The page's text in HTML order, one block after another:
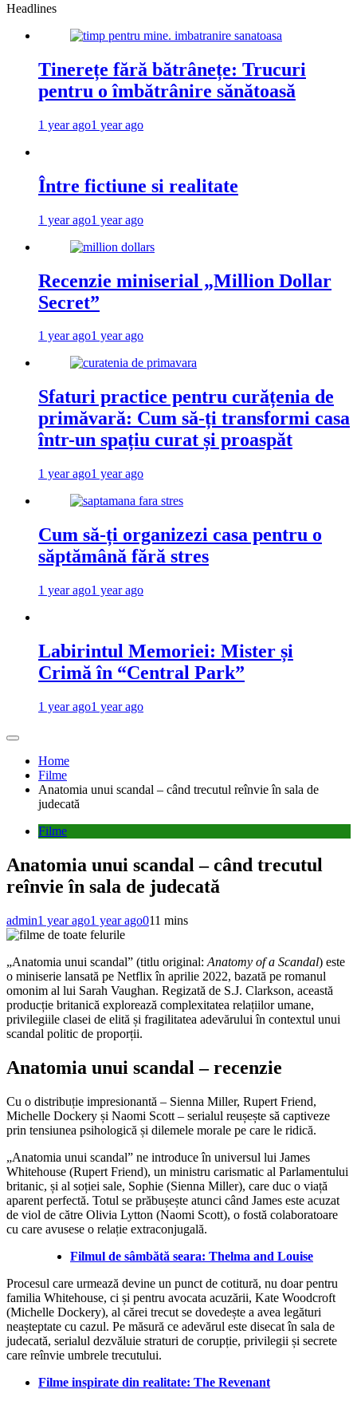
Headlines
Tinerețe fără bătrânețe: Trucuri
pentru o îmbătrânire sănătoasă
1 year ago1 year ago
Între fictiune si realitate
1 year ago1 year ago
Recenzie miniserial „Million Dollar
Secret”
1 year ago1 year ago
Sfaturi practice pentru curățenia de
primăvară: Cum să-ți transformi casa
într-un spațiu curat și proaspăt
1 year ago1 year ago
Cum să-ți organizezi casa pentru o
săptămână fără stres
1 year ago1 year ago
Labirintul Memoriei: Mister și
Crimă în “Central Park”
1 year ago1 year ago
Home
Filme
Anatomia unui scandal – când trecutul reînvie în sala de
judecată
Filme
Anatomia unui scandal – când trecutul
reînvie în sala de judecată
admin1 year ago1 year ago011 mins
„Anatomia unui scandal” (titlu original: Anatomy of a Scandal) este
o miniserie lansată pe Netflix în aprilie 2022, bazată pe romanul
omonim al lui Sarah Vaughan. Regizată de S.J. Clarkson, această
producție britanică explorează complexitatea relațiilor umane,
privilegiile clasei de elită și fragilitatea adevărului în contextul unui
scandal politic de proporții.
Anatomia unui scandal – recenzie
Cu o distribuție impresionantă – Sienna Miller, Rupert Friend,
Michelle Dockery și Naomi Scott – serialul reușește să captiveze
prin tensiunea psihologică și dilemele morale pe care le ridică.
„Anatomia unui scandal” ne introduce în universul lui James
Whitehouse (Rupert Friend), un ministru carismatic al Parlamentului
britanic, și al soției sale, Sophie (Sienna Miller), care duc o viață
aparent perfectă. Totul se prăbușește atunci când James este acuzat
de viol de către Olivia Lytton (Naomi Scott), o fostă colaboratoare
cu care avusese o relație extraconjugală.
Filmul de sâmbătă seara: Thelma and Louise
Procesul care urmează devine un punct de cotitură, nu doar pentru
familia Whitehouse, ci și pentru avocata acuzării, Kate Woodcroft
(Michelle Dockery), al cărei trecut se dovedește a avea legături
neașteptate cu cazul. Pe măsură ce adevărul este disecat în sala de
judecată, serialul dezvăluie straturi de corupție, privilegii și secrete
care reînvie umbrele trecutului.
Filme inspirate din realitate: The Revenant